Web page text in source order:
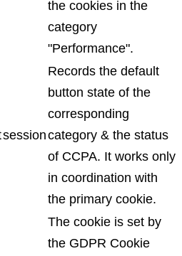
the cookies in the
category
"Performance".
session
Records the default
button state of the
corresponding
category & the status
of CCPA. It works only
in coordination with
the primary cookie.
The cookie is set by
the GDPR Cookie